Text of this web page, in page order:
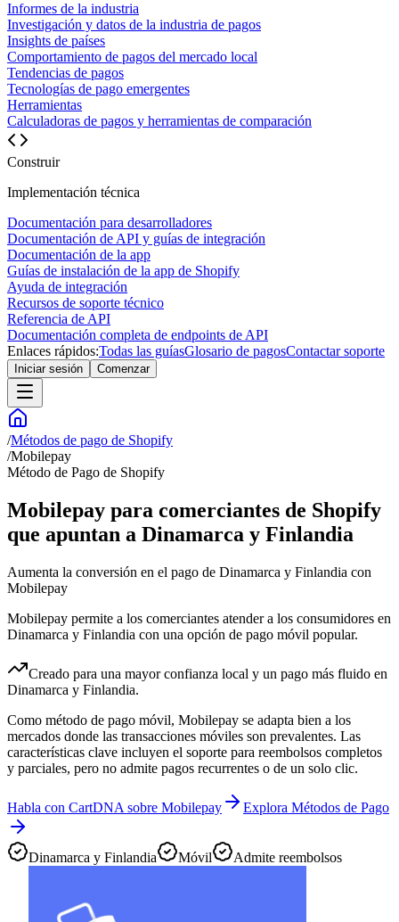
Informes de la industria
Investigación y datos de la industria de pagos
Insights de países
Comportamiento de pagos del mercado local
Tendencias de pagos
Tecnologías de pago emergentes
Herramientas
Calculadoras de pagos y herramientas de comparación
Construir
Implementación técnica
Documentación para desarrolladores
Documentación de API y guías de integración
Documentación de la app
Guías de instalación de la app de Shopify
Ayuda de integración
Recursos de soporte técnico
Referencia de API
Documentación completa de endpoints de API
Enlaces rápidos:Todas las guíasGlosario de pagosContactar soporte
Iniciar sesión Comenzar
/Métodos de pago de Shopify
/Mobilepay
Método de Pago de Shopify
Mobilepay para comerciantes de Shopify
que apuntan a Dinamarca y Finlandia
Aumenta la conversión en el pago de Dinamarca y Finlandia con
Mobilepay
Mobilepay permite a los comerciantes atender a los consumidores en
Dinamarca y Finlandia con una opción de pago móvil popular.
Creado para una mayor confianza local y un pago más fluido en
Dinamarca y Finlandia.
Como método de pago móvil, Mobilepay se adapta bien a los
mercados donde las transacciones móviles son prevalentes. Las
características clave incluyen el soporte para reembolsos completos
y parciales, pero no admite pagos recurrentes o de un solo clic.
Habla con CartDNA sobre Mobilepay Explora Métodos de Pago
Dinamarca y Finlandia Móvil Admite reembolsos